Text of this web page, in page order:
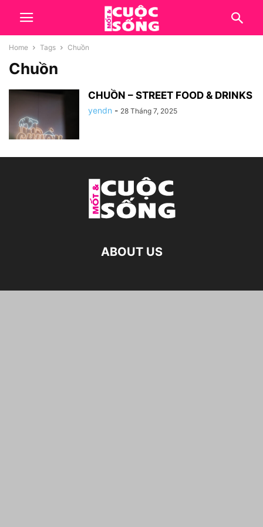
Home Tags Chuồn
Chuồn
CHUỒN – STREET FOOD & DRINKS
yendn - 28 Tháng 7, 2025
ABOUT US